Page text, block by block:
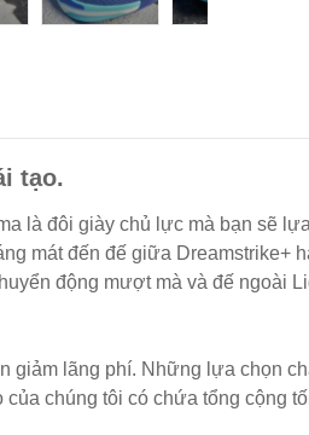
tạo.
là đôi giày chủ lực mà bạn sẽ
mát đến đế giữa Dreamstrike+
động mượt mà và đế ngoài
lãng phí. Những lựa chọn
chúng tôi có chứa tổng cộng